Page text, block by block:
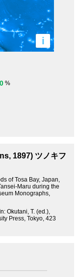
i
0 %
1897) ツノキフ
of Tosa Bay, Japan,
Maru during the
Monographs,
Okutani, T. (ed.),
Press, Tokyo, 423